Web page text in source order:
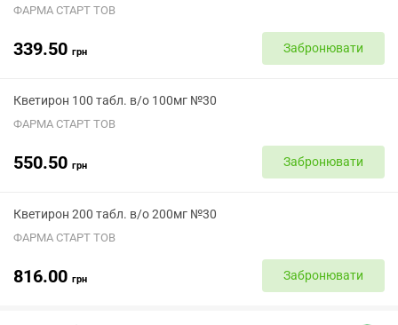
ФАРМА СТАРТ ТОВ
339.50 грн Забронювати
Кветирон 100 табл. в/о 100мг №30
ФАРМА СТАРТ ТОВ
550.50 грн Забронювати
Кветирон 200 табл. в/о 200мг №30
ФАРМА СТАРТ ТОВ
816.00 грн Забронювати